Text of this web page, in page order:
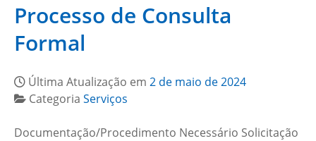
Processo de Consulta
Formal
Última Atualização em 2 de maio de 2024
Categoria Serviços
Documentação/Procedimento Necessário Solicitação